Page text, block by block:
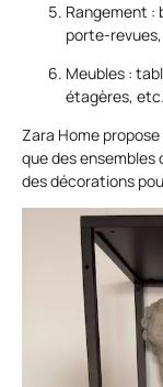
Rangement :
porte-
Meubles :
étagères, etc.
Zara Home
que des
des décorations